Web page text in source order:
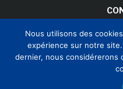
Copyright © 2026 Club
Nous utilisons des
expérience sur notre
dernier, nous considérerons